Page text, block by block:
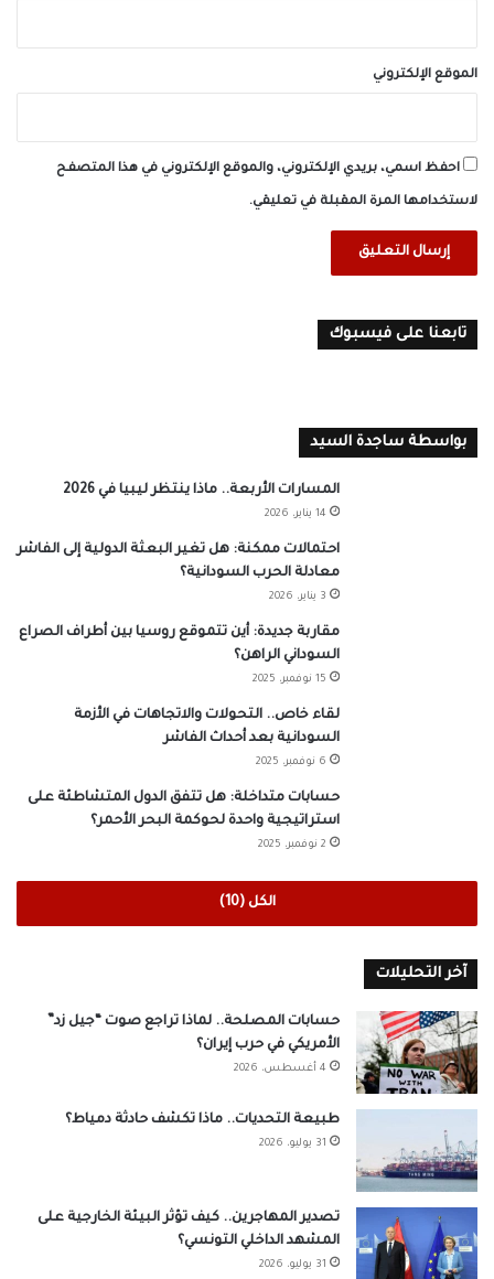
الموقع الإلكتروني
احفظ اسمي، بريدي الإلكتروني، والموقع الإلكتروني في هذا المتصفح
لاستخدامها المرة المقبلة في تعليقي.
تابعنا على فيسبوك
بواسطة ساجدة السيد
المسارات الأربعة.. ماذا ينتظر ليبيا في 2026
14 يناير، 2026
احتمالات ممكنة: هل تغير البعثة الدولية إلى الفاشر
معادلة الحرب السودانية؟
3 يناير، 2026
مقاربة جديدة: أين تتموقع روسيا بين أطراف الصراع
السوداني الراهن؟
15 نوفمبر، 2025
لقاء خاص.. التحولات والاتجاهات في الأزمة
السودانية بعد أحداث الفاشر
6 نوفمبر، 2025
حسابات متداخلة: هل تتفق الدول المتشاطئة على
استراتيجية واحدة لحوكمة البحر الأحمر؟
2 نوفمبر، 2025
الكل (10)
آخر التحليلات
حسابات المصلحة.. لماذا تراجع صوت “جيل زد”
الأمريكي في حرب إيران؟
4 أغسطس، 2026
طبيعة التحديات.. ماذا تكشف حادثة دمياط؟
31 يوليو، 2026
تصدير المهاجرين.. كيف تؤثر البيئة الخارجية على
المشهد الداخلي التونسي؟
31 يوليو، 2026